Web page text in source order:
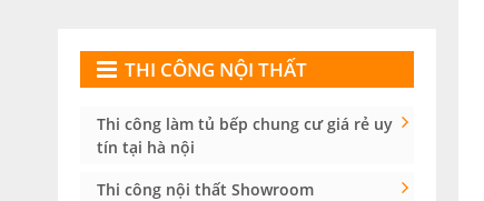
THI CÔNG NỘI THẤT
Thi công làm tủ bếp chung cư giá rẻ uy
tín tại hà nội
Thi công nội thất Showroom